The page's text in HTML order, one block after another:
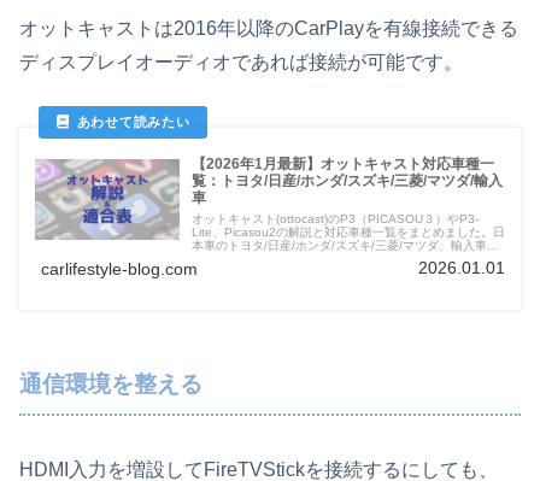
オットキャストは2016年以降のCarPlayを有線接続できる
ディスプレイオーディオであれば接続が可能です。
【2026年1月最新】オットキャスト対応車種一
覧：トヨタ/日産/ホンダ/スズキ/三菱/マツダ/輸入
車
オットキャスト(ottocast)のP3（PICASOU３）やP3-
Lite、Picasou2の解説と対応車種一覧をまとめました。日
本車のトヨタ/日産/ホンダ/スズキ/三菱/マツダ、輸入車も
ください。
carlifestyle-blog.com 2026.01.01
通信環境を整える
HDMI入力を増設してFireTVStickを接続するにしても、